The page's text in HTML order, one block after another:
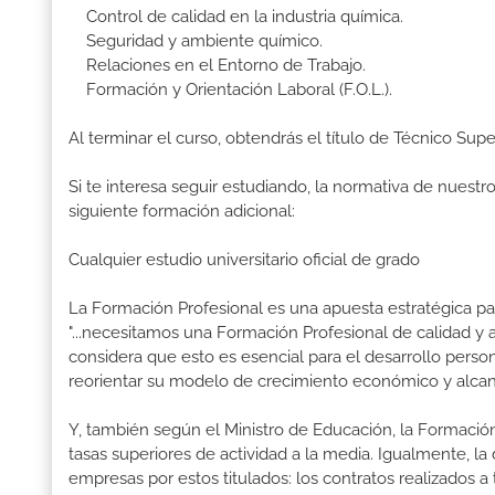
Control de calidad en la industria química.
Seguridad y ambiente químico.
Relaciones en el Entorno de Trabajo.
Formación y Orientación Laboral (F.O.L.).
Al terminar el curso, obtendrás el título de Técnico
Si te interesa seguir estudiando, la normativa de
siguiente formación adicional:
Cualquier estudio universitario oficial de grado
La Formación Profesional es una apuesta estratégica
"...necesitamos una Formación Profesional de calidad
considera que esto es esencial para el desarrollo
reorientar su modelo de crecimiento económico y
Y, también según el Ministro de Educación, la
tasas superiores de actividad a la media. Igualmente,
empresas por estos titulados: los contratos realizados